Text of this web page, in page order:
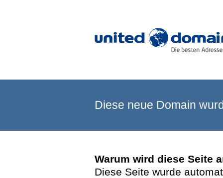
Diese neue Domain
Warum wird diese Seite
Diese Seite wurde